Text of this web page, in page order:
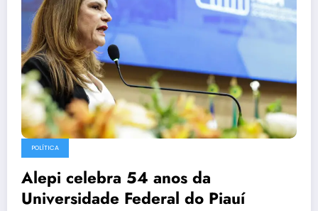
POLÍTICA
Alepi celebra 54 anos da
Universidade Federal do Piauí